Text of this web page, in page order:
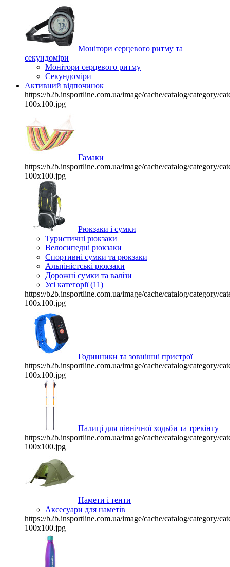
Монітори серцевого ритму та
секундоміри
Монітори серцевого ритму
Секундоміри
Активний відпочинок
https://b2b.insportline.com.ua/image/cache/catalog/category/
100x100.jpg
Гамаки
https://b2b.insportline.com.ua/image/cache/catalog/category/
100x100.jpg
Рюкзаки і сумки
Туристичні рюкзаки
Велосипедні рюкзаки
Спортивні сумки та рюкзаки
Альпіністські рюкзаки
Дорожні сумки та валізи
Усі категорії (11)
https://b2b.insportline.com.ua/image/cache/catalog/category/
100x100.jpg
Годинники та зовнішні пристрої
https://b2b.insportline.com.ua/image/cache/catalog/category/
100x100.jpg
Палиці для північної ходьби та трекінгу
https://b2b.insportline.com.ua/image/cache/catalog/category/
100x100.jpg
Намети і тенти
Аксесуари для наметів
https://b2b.insportline.com.ua/image/cache/catalog/category/
100x100.jpg